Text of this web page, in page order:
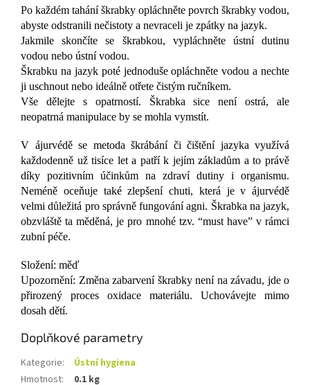
Po každém tahání škrabky opláchněte povrch škrabky vodou,
abyste odstranili nečistoty a nevraceli je zpátky na jazyk.
Jakmile skončíte se škrabkou, vypláchněte ústní dutinu
vodou nebo ústní vodou.
Škrabku na jazyk poté jednoduše opláchněte vodou a nechte
ji uschnout nebo ideálně otřete čistým ručníkem.
Vše dělejte s opatrností. Škrabka sice není ostrá, ale
neopatrná manipulace by se mohla vymstít.
V ájurvédě se metoda škrábání či čištění jazyka využívá
každodenně už tisíce let a patří k jejím základům a to právě
díky pozitivním účinkům na zdraví dutiny i organismu.
Neméně oceňuje také zlepšení chuti, která je v ájurvédě
velmi důležitá pro správně fungování agni. Škrabka na jazyk,
obzvláště ta měděná, je pro mnohé tzv. “must have” v rámci
zubní péče.
Složení: měď
Upozornění: Změna zabarvení škrabky není na závadu, jde o
přirozený proces oxidace materiálu. Uchovávejte mimo
dosah dětí.
Doplňkové parametry
Kategorie:
Ústní hygiena
Hmotnost:
0.1 kg